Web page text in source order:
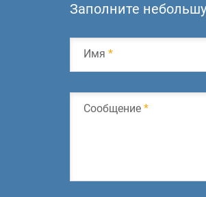
Заполните
Имя *
Сообщение *